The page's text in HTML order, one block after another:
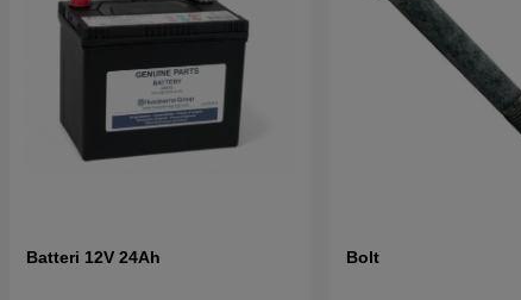
Batteri 12V 24Ah Bolt